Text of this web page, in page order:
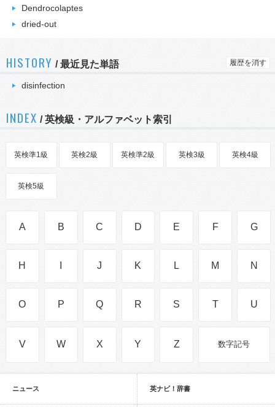
Dendrocolaptes
dried-out
HISTORY /最近見た単語 履歴を消す
disinfection
INDEX / 英検級・アルファベット索引
英検準1級 英検2級 英検準2級 英検3級 英検4級
英検5級
A B C D E F G
H J K L M N
O P Q R S T U
V W X Y Z 数字記号
ニュース 英ナビ！辞書